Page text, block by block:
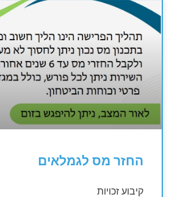
החזר מס לגמלאים
קיבוע זכויות